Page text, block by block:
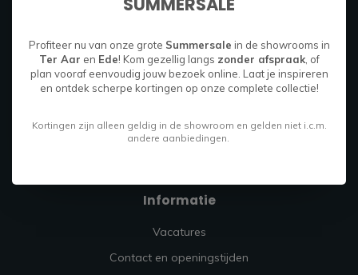
info@firmahoutenstaal.nl
Informatie
Vacatures
Contact en openingstijden
Profiteer nu van onze grote Summersale in de showrooms in
Ter Aar en Ede! Kom gezellig langs zonder afspraak, of
plan vooraf eenvoudig jouw bezoek online. Laat je inspireren
en ontdek scherpe kortingen op onze complete collectie!
Kortingen zijn alleen geldig in de showroom en gelden niet i.c.m.
andere aanbiedingen.